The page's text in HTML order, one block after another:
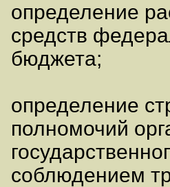
определение
средств
бюджета;
определение
полномочий
соблюдением